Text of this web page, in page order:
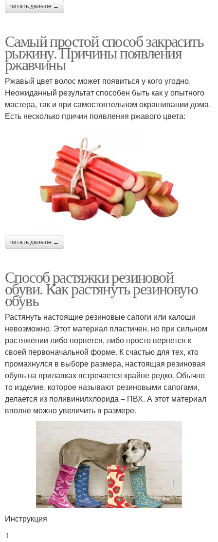
читать дальше →
Самый простой способ закрасить
рыжину. Причины появления
ржавчины
Ржавый цвет волос может появиться у кого угодно.
Неожиданный результат способен быть как у опытного
мастера, так и при самостоятельном окрашивании дома.
Есть несколько причин появления ржавого цвета:
читать дальше →
Способ растяжки резиновой
обуви. Как растянуть резиновую
обувь
Растянуть настоящие резиновые сапоги или калоши
невозможно. Этот материал пластичен, но при сильном
растяжении либо порвется, либо просто вернется к
своей первоначальной форме. К счастью для тех, кто
промахнулся в выборе размера, настоящая резиновая
обувь на прилавках встречается крайне редко. Обычно
то изделие, которое называют резиновыми сапогами,
делается из поливинилхлорида – ПВХ. А этот материал
вполне можно увеличить в размере.
Инструкция
1